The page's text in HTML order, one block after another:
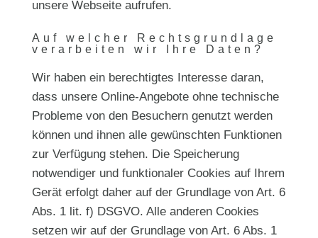
unsere Webseite aufrufen.
Auf welcher Rechtsgrundlage
verarbeiten wir Ihre Daten?
Wir haben ein berechtigtes Interesse daran,
dass unsere Online-Angebote ohne technische
Probleme von den Besuchern genutzt werden
können und ihnen alle gewünschten Funktionen
zur Verfügung stehen. Die Speicherung
notwendiger und funktionaler Cookies auf Ihrem
Gerät erfolgt daher auf der Grundlage von Art. 6
Abs. 1 lit. f) DSGVO. Alle anderen Cookies
setzen wir auf der Grundlage von Art. 6 Abs. 1